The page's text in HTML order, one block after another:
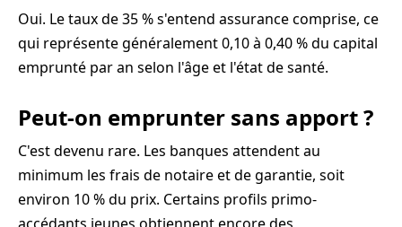
Oui. Le taux de 35 % s'entend assurance comprise, ce
qui représente généralement 0,10 à 0,40 % du capital
emprunté par an selon l'âge et l'état de santé.
Peut-on emprunter sans apport ?
C'est devenu rare. Les banques attendent au
minimum les frais de notaire et de garantie, soit
environ 10 % du prix. Certains profils primo-